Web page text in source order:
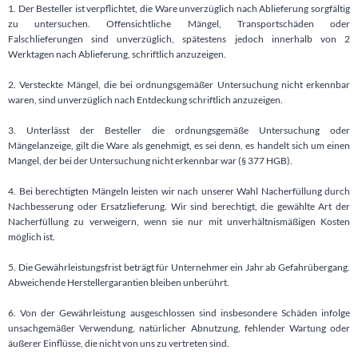
1. Der Besteller ist verpflichtet, die Ware unverzüglich nach Ablieferung sorgfältig
zu untersuchen. Offensichtliche Mängel, Transportschäden oder
Falschlieferungen sind unverzüglich, spätestens jedoch innerhalb von 2
Werktagen nach Ablieferung, schriftlich anzuzeigen.
2. Versteckte Mängel, die bei ordnungsgemäßer Untersuchung nicht erkennbar
waren, sind unverzüglich nach Entdeckung schriftlich anzuzeigen.
3. Unterlässt der Besteller die ordnungsgemäße Untersuchung oder
Mängelanzeige, gilt die Ware als genehmigt, es sei denn, es handelt sich um einen
Mangel, der bei der Untersuchung nicht erkennbar war (§ 377 HGB).
4. Bei berechtigten Mängeln leisten wir nach unserer Wahl Nacherfüllung durch
Nachbesserung oder Ersatzlieferung. Wir sind berechtigt, die gewählte Art der
Nacherfüllung zu verweigern, wenn sie nur mit unverhältnismäßigen Kosten
möglich ist.
5. Die Gewährleistungsfrist beträgt für Unternehmer ein Jahr ab Gefahrübergang.
Abweichende Herstellergarantien bleiben unberührt.
6. Von der Gewährleistung ausgeschlossen sind insbesondere Schäden infolge
unsachgemäßer Verwendung, natürlicher Abnutzung, fehlender Wartung oder
äußerer Einflüsse, die nicht von uns zu vertreten sind.